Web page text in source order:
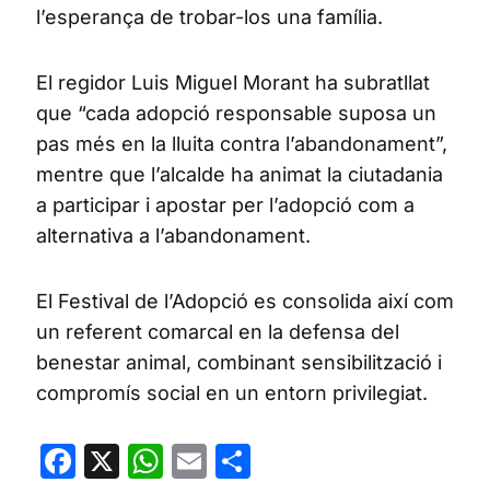
l’esperança de trobar-los una família.
El regidor Luis Miguel Morant ha subratllat
que “cada adopció responsable suposa un
pas més en la lluita contra l’abandonament”,
mentre que l’alcalde ha animat la ciutadania
a participar i apostar per l’adopció com a
alternativa a l’abandonament.
El Festival de l’Adopció es consolida així com
un referent comarcal en la defensa del
benestar animal, combinant sensibilització i
compromís social en un entorn privilegiat.
Facebook
X WhatsApp
Email